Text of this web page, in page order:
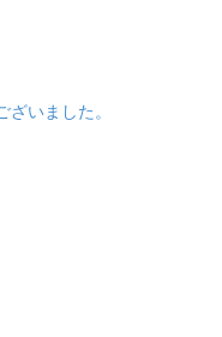
いました。